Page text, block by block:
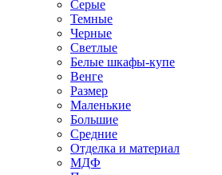
Серые
Темные
Черные
Светлые
Белые шкафы-купе
Венге
Размер
Маленькие
Большие
Средние
Отделка и материал
МДФ